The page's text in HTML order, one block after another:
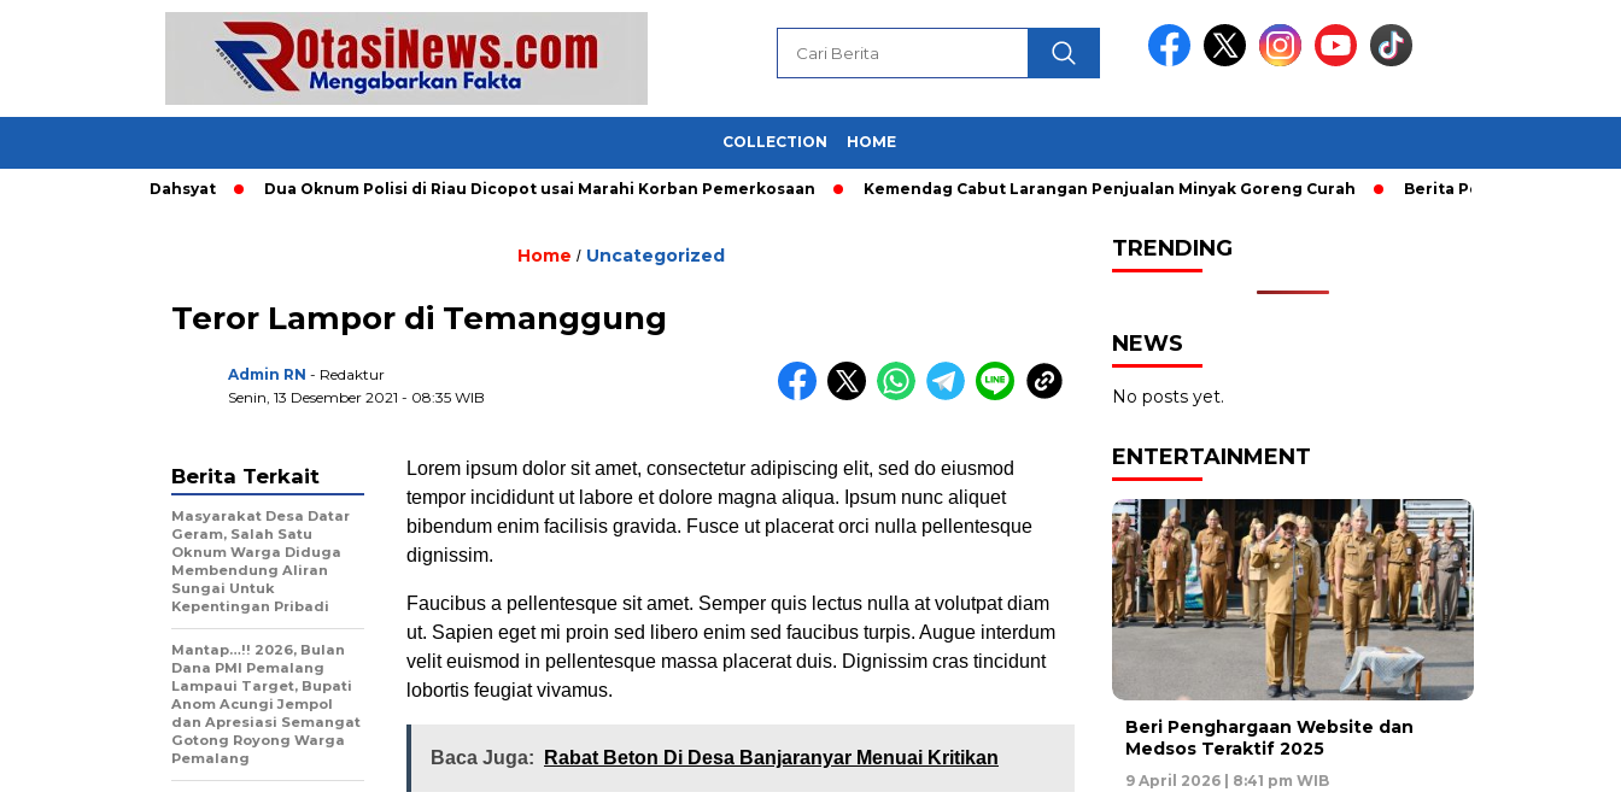
COLLECTION HOME
Tornado Dahsyat Dua Oknum Polisi di Riau Dicopot usai Marahi Korban Pemerkosaan Kemendag Cabut Larangan Penjualan Minyak Goreng Curah Berita Populer: Uji Coba
Home / Uncategorized
Teror Lampor di Temanggung
Admin RN - Redaktur
Senin, 13 Desember 2021 - 08:35 WIB
Lorem ipsum dolor sit amet, consectetur adipiscing elit, sed do eiusmod
tempor incididunt ut labore et dolore magna aliqua. Ipsum nunc aliquet
bibendum enim facilisis gravida. Fusce ut placerat orci nulla pellentesque
dignissim.
Faucibus a pellentesque sit amet. Semper quis lectus nulla at volutpat diam
ut. Sapien eget mi proin sed libero enim sed faucibus turpis. Augue interdum
velit euismod in pellentesque massa placerat duis. Dignissim cras tincidunt
lobortis feugiat vivamus.
Baca Juga: Rabat Beton Di Desa Banjaranyar Menuai Kritikan
Berita Terkait
Masyarakat Desa Datar
Geram, Salah Satu
Oknum Warga Diduga
Membendung Aliran
Sungai Untuk
Kepentingan Pribadi
Mantap…!! 2026, Bulan
Dana PMI Pemalang
Lampaui Target, Bupati
Anom Acungi Jempol
dan Apresiasi Semangat
Gotong Royong Warga
Pemalang
TRENDING
NEWS
No posts yet.
ENTERTAINMENT
Beri Penghargaan Website dan
Medsos Teraktif 2025
9 April 2026 | 8:41 pm WIB